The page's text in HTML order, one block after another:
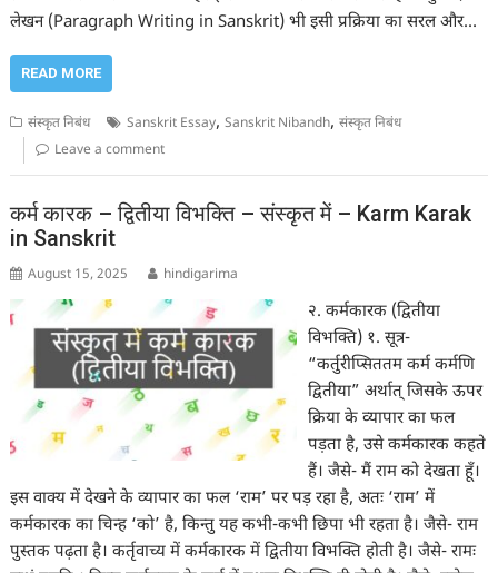
लेखन (Paragraph Writing in Sanskrit) भी इसी प्रक्रिया का सरल और…
READ MORE
संस्कृत निबंध Sanskrit Essay,Sanskrit Nibandh,संस्कृत निबंध
Leave a comment
कर्म कारक – द्वितीया विभक्ति – संस्कृत में – Karm Karak
in Sanskrit
August 15, 2025 hindigarima
२. कर्मकारक (द्वितीया
विभक्ति) १. सूत्र-
“कर्तुरीप्सिततम कर्म कर्मणि
द्वितीया” अर्थात् जिसके ऊपर
क्रिया के व्यापार का फल
पड़ता है, उसे कर्मकारक कहते
हैं। जैसे- मैं राम को देखता हूँ।
इस वाक्य में देखने के व्यापार का फल ‘राम’ पर पड़ रहा है, अतः ‘राम’ में
कर्मकारक का चिन्ह ‘को’ है, किन्तु यह कभी-कभी छिपा भी रहता है। जैसे- राम
पुस्तक पढ़ता है। कर्तृवाच्य में कर्मकारक में द्वितीया विभक्ति होती है। जैसे- रामः